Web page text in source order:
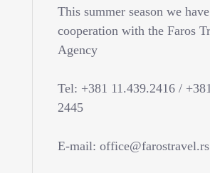
This summer season we
cooperation with the Faros
Agency
Tel: +381 11.439.2416 /
2445
E-mail: office@farostravel.rs